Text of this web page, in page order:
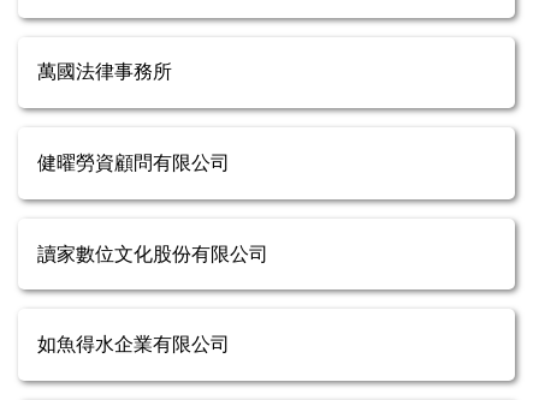
萬國法律事務所
健曜勞資顧問有限公司
讀家數位文化股份有限公司
如魚得水企業有限公司